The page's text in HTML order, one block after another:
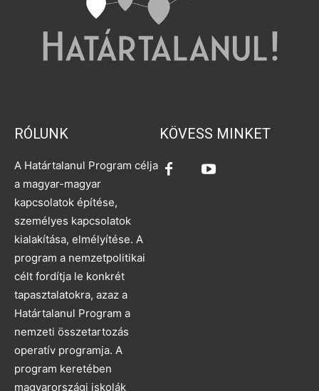
RÓLUNK
A Határtalanul Program célja
a magyar-magyar
kapcsolatok építése,
személyes kapcsolatok
kialakítása, elmélyítése. A
program a nemzetpolitikai
célt fordítja le konkrét
tapasztalatokra, azaz a
Határtalanul Program a
nemzeti összetartozás
operatív programja. A
program keretében
magyarországi iskolák
KÖVESS MINKET